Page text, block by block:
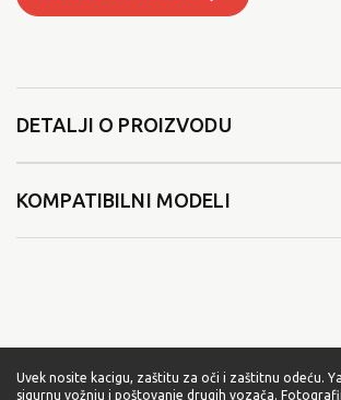
DETALJI O PROIZVODU
KOMPATIBILNI MODELI
Uvek nosite kacigu, zaštitu za oči i zaštitnu odeću.
sigurnu vožnju i poštovanje drugih vozača.